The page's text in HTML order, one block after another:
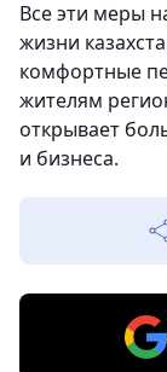
Все эти меры
жизни
комфортные
жителям
открывает
и бизнеса.